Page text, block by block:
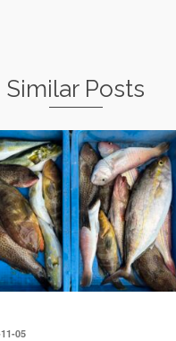
Similar Posts
05